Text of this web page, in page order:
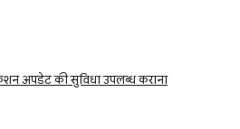
अपडेट की सुविधा उपलब्ध कराना